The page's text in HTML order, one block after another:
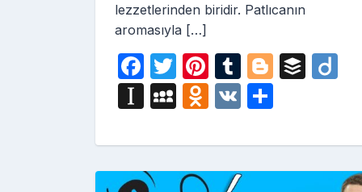
lezzetlerinden biridir. Patlıcanın
aromasıyla […]
F
a
c
e
b
T
w
itt
er
Pi
nt
er
e
st
T
u
m
bl
r
Bl
g
er
B
r
In
a
p
M
S
p
O
n
o
V
ar
e